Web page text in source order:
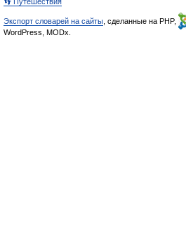
Экспорт словарей на сайты , сделанные на PHP,
WordPress, MODx.